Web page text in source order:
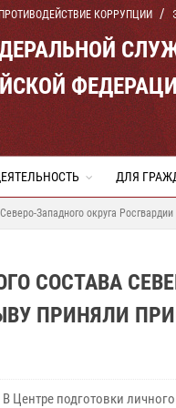
ПРОТИВОДЕЙСТВИЕ КОРРУПЦИИ
ДЛЯ
Западного округа
СОСТАВА
ПРИНЯЛИ
В Центре подготовки